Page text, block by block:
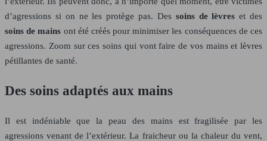
d’agressions si on ne les protège pas. Des soins de lèvres et des
soins de mains ont été créés pour minimiser les conséquences de ces
agressions. Zoom sur ces soins qui vont faire de vos mains et lèvres
pétillantes de santé.
Des soins adaptés aux mains
Il est indéniable que la peau des mains est fragilisée par les
agressions venant de l’extérieur. La fraicheur ou la chaleur du vent,